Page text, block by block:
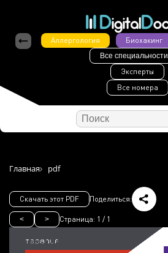
Аллергология
Биохакинг
Все специальности
Эксперты
Все номера
Главная pdf
< > Страница: 1 / 1
Скачать этот PDF Поделиться: